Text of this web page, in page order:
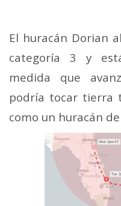
El huracán Dorian
categoría 3 y
medida que
podría tocar tierra
como un huracán